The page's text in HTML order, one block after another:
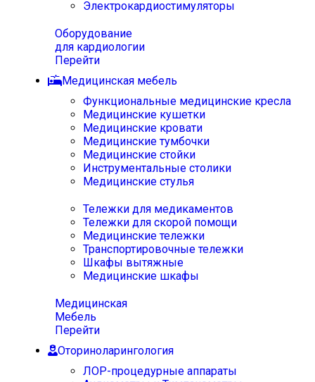
Электрокардиостимуляторы
Оборудование
для кардиологии
Перейти
Медицинская мебель
Функциональные медицинские кресла
Медицинские кушетки
Медицинские кровати
Медицинские тумбочки
Медицинские стойки
Инструментальные столики
Медицинские стулья
Тележки для медикаментов
Тележки для скорой помощи
Медицинские тележки
Транспортировочные тележки
Шкафы вытяжные
Медицинские шкафы
Медицинская
Мебель
Перейти
Оториноларингология
ЛОР-процедурные аппараты